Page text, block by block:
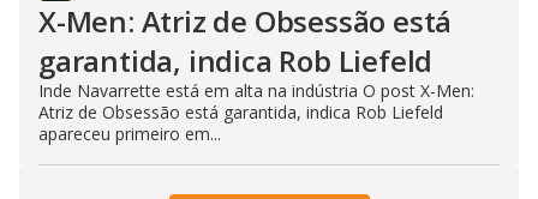
X-Men: Atriz de Obsessão está
garantida, indica Rob Liefeld
Inde Navarrette está em alta na indústria O post X-Men:
Atriz de Obsessão está garantida, indica Rob Liefeld
apareceu primeiro em...